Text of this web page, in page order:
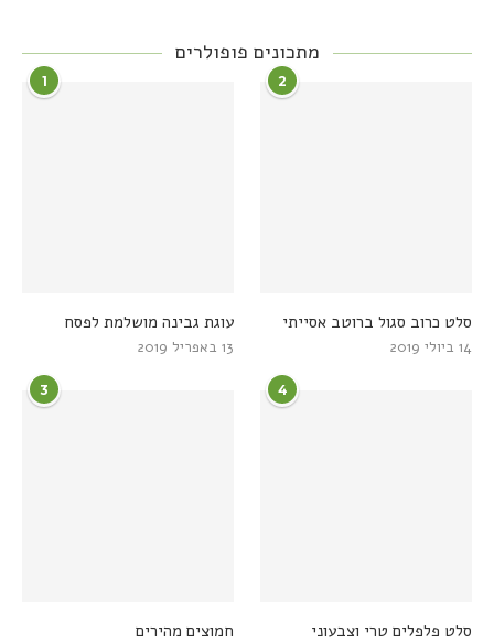
מתכונים פופולרים
1
עוגת גבינה מושלמת לפסח
13 באפריל 2019
2
סלט כרוב סגול ברוטב אסייתי
14 ביולי 2019
3
חמוצים מהירים
4
סלט פלפלים טרי וצבעוני